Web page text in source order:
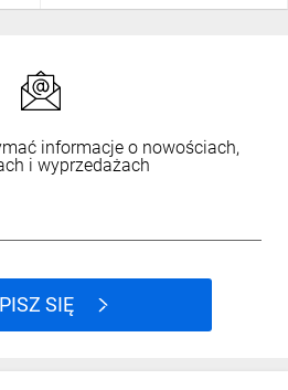
informacje o nowościach,
i wyprzedażach
SIĘ